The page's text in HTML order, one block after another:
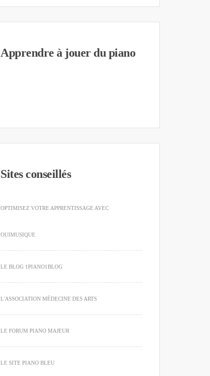
Apprendre à jouer du piano
Sites conseillés
OPTIMISEZ VOTRE APPRENTISSAGE AVEC
OUIMUSIQUE
LE BLOG 1PIANO1BLOG
L'ASSOCIATION MÉDECINE DES ARTS
LE FORUM PIANO MAJEUR
LE SITE PIANO BLEU